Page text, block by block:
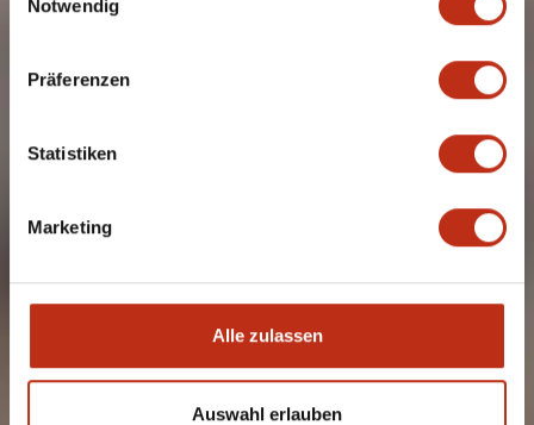
Notwendig
Präferenzen
Statistiken
Marketing
Alle zulassen
Auswahl erlauben
THE PERFECT PLACE
TO RELAX …